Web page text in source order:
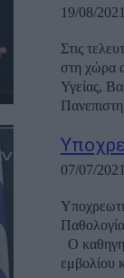
19/08/2021
Στις
στη χώρα
Υγείας,
07/07/2021
εμβολίου